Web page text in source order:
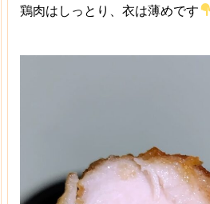
鶏肉はしっとり、衣は薄めです